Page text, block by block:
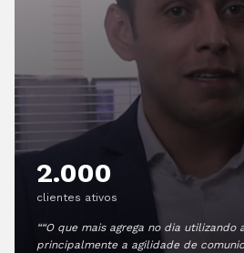
2.000
clientes ativos
““O que mais agrega no dia
principalmente a agilidade de